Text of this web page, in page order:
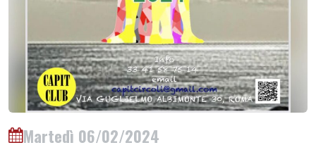
Martedì 06/02/2024